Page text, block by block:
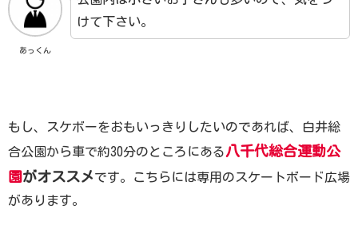
あっくん
けて下さい。
もし、スケボーをおもいっきりしたいのであれば、白井総
合公園から車で約30分のところにある 八千代総合運動公
園がオススメです。こちらには専用のスケートボード広場
があります。